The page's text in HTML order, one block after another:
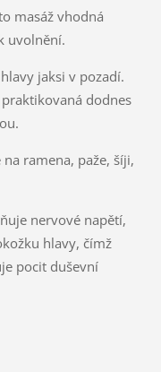
masáž vhodná
uvolnění.
jaksi v pozadí.
dodnes
ramena, paže, šíji,
nervové napětí,
hlavy, čímž
pocit duševní